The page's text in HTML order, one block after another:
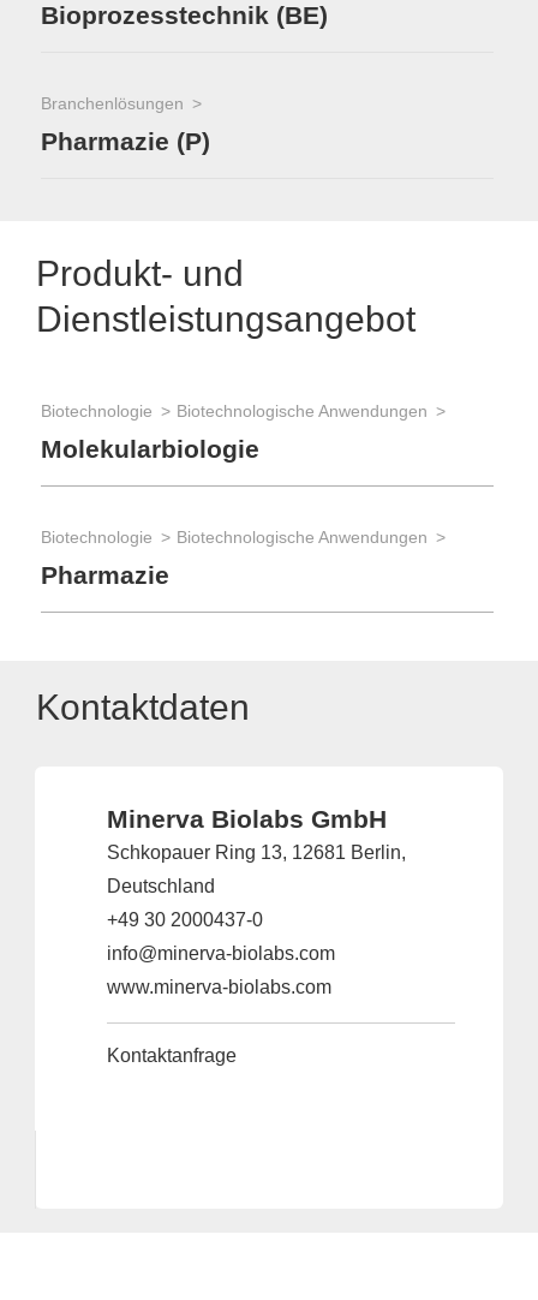
Bioprozesstechnik (BE)
Branchenlösungen
Pharmazie (P)
Produkt- und
Dienstleistungsangebot
Biotechnologie Biotechnologische Anwendungen
Molekularbiologie
Biotechnologie Biotechnologische Anwendungen
Pharmazie
Kontaktdaten
Minerva Biolabs GmbH
Schkopauer Ring 13, 12681 Berlin,
Deutschland
+49 30 2000437-0
info@minerva-biolabs.com
www.minerva-biolabs.com
Kontaktanfrage